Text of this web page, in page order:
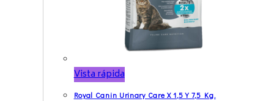
Vista rápida
Royal Canin Urinary Care X 1,5 Y 7,5 Kg.